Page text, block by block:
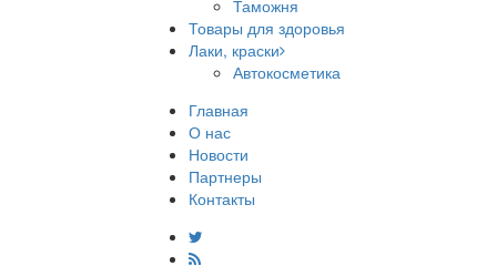
Таможня
Товары для здоровья
Лаки, краски
Автокосметика
Главная
О нас
Новости
Партнеры
Контакты